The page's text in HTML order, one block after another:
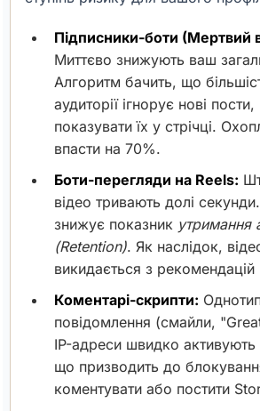
Підписники-боти (Мертвий
Миттєво знижують ваш
Алгоритм бачить, що
аудиторії ігнорує нові
показувати їх у стрічці.
впасти на 70%.
Боти-перегляди на Reels:
відео тривають долі
знижує показник утримання
(Retention). Як наслідок,
викидається з
Коментарі-скрипти:
повідомлення (смайли,
IP-адреси швидко активують
що призводить до
коментувати або постити